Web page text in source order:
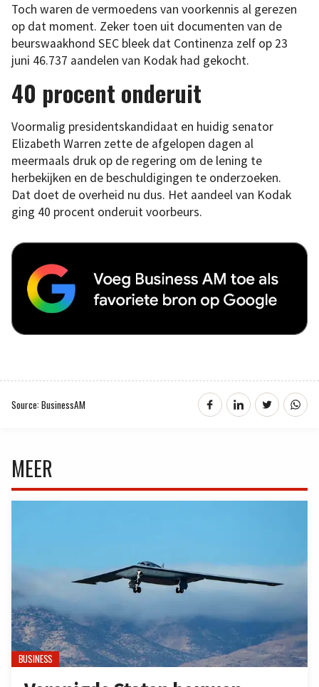
Toch waren de vermoedens van voorkennis al gerezen
op dat moment. Zeker toen uit documenten van de
beurswaakhond SEC bleek dat Continenza zelf op 23
juni 46.737 aandelen van Kodak had gekocht.
40 procent onderuit
Voormalig presidentskandidaat en huidig senator
Elizabeth Warren zette de afgelopen dagen al
meermaals druk op de regering om de lening te
herbekijken en de beschuldigingen te onderzoeken.
Dat doet de overheid nu dus. Het aandeel van Kodak
ging 40 procent onderuit voorbeurs.
Source: BusinessAM
MEER
BUSINESS